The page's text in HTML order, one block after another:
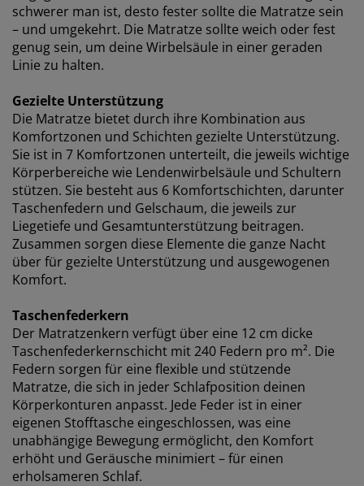
schwerer man ist, desto fester sollte die Matratze sein
– und umgekehrt. Die Matratze sollte weich oder fest
genug sein, um deine Wirbelsäule in einer geraden
Linie zu halten.
Gezielte Unterstützung
Die Matratze bietet durch ihre Kombination aus
Komfortzonen und Schichten gezielte Unterstützung.
Sie ist in 7 Komfortzonen unterteilt, die jeweils wichtige
Körperbereiche wie Lendenwirbelsäule und Schultern
stützen. Sie besteht aus 6 Komfortschichten, darunter
Taschenfedern und Gelschaum, die jeweils zur
Liegetiefe und Gesamtunterstützung beitragen.
Zusammen sorgen diese Elemente die ganze Nacht
über für gezielte Unterstützung und ausgewogenen
Komfort.
Taschenfederkern
Der Matratzenkern verfügt über eine 12 cm dicke
Taschenfederkernschicht mit 240 Federn pro m². Die
Federn sorgen für eine flexible und stützende
Matratze, die sich in jeder Schlafposition deinen
Körperkonturen anpasst. Jede Feder ist in einer
eigenen Stofftasche eingeschlossen, was eine
unabhängige Bewegung ermöglicht, den Komfort
erhöht und Geräusche minimiert – für einen
erholsameren Schlaf.
statische Anzeigen zu schalten. Weitere Informationen
zu den Zwecken findest du unter „Einstellungen“, wo
du auch deine Einwilligung jederzeit über das Cookie-
Symbol widerrufen kannst. Durch Klicken auf „Alle
Verwendungszwecken zu. Lies mehr über unsere
Erhebung und Verarbeitung personenbezogener
Datensowie unsereCookie-Richtlinie.